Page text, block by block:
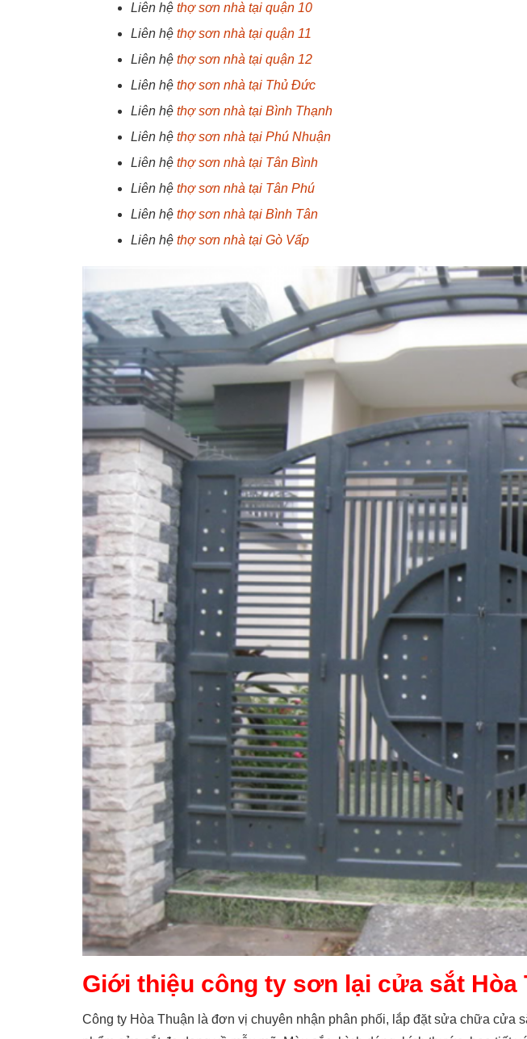
Liên hệ thợ sơn nhà tại quận 10
Liên hệ thợ sơn nhà tại quận 11
Liên hệ thợ sơn nhà tại quận 12
Liên hệ thợ sơn nhà tại Thủ Đức
Liên hệ thợ sơn nhà tại Bình Thạnh
Liên hệ thợ sơn nhà tại Phú Nhuận
Liên hệ thợ sơn nhà tại Tân Bình
Liên hệ thợ sơn nhà tại Tân Phú
Liên hệ thợ sơn nhà tại Bình Tân
Liên hệ thợ sơn nhà tại Gò Vấp
Giới thiệu công ty sơn lại cửa sắt Hòa
Công ty Hòa Thuận là đơn vị chuyên nhận phân phối, lắp đặt sửa chữa cửa